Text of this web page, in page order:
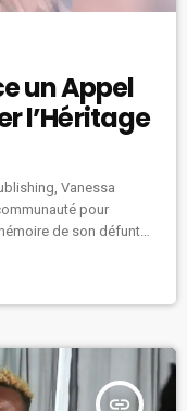
un Appel
l’Héritage
Vanessa
pour
de son défunt
À travers ce
insert_link